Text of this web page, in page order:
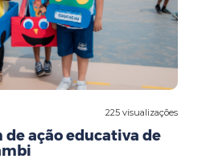
225 visualizações
ação educativa de